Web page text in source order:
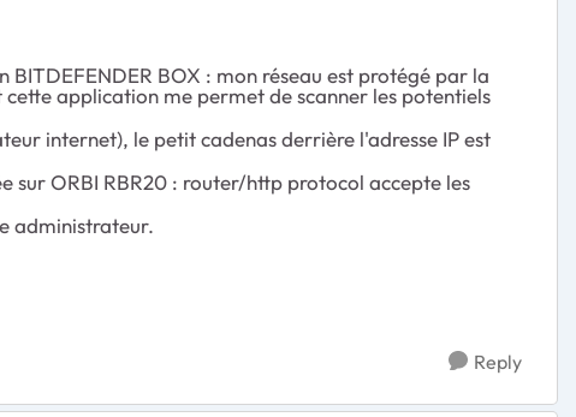
BOX : mon réseau est protégé par la
cette application me permet de scanner les potentiels
internet), le petit cadenas derrière l'adresse IP est
sur ORBI RBR20 : router/http protocol accepte les
administrateur.
Reply